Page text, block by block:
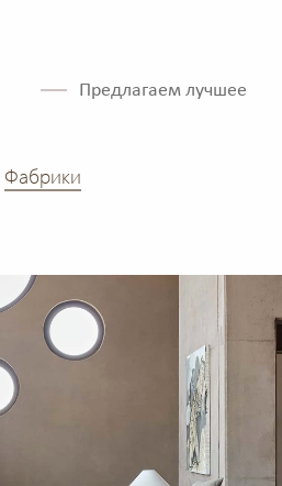
Предлагаем лучшее
Фабрики